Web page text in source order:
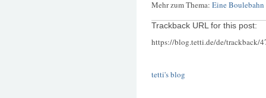
Mehr zum Thema: Eine
Trackback URL for this post:
https://blog.tetti.de/de/trackback/
tetti's blog